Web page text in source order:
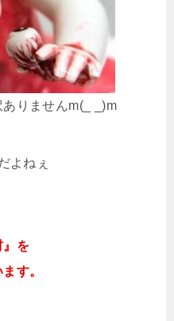
りませんm(_ _)m
よねぇ
』を
す。